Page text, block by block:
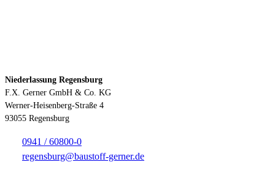
Niederlassung Regensburg
F.X. Gerner GmbH & Co. KG
Werner-Heisenberg-Straße 4
93055 Regensburg
0941 / 60800-0
regensburg@baustoff-gerner.de